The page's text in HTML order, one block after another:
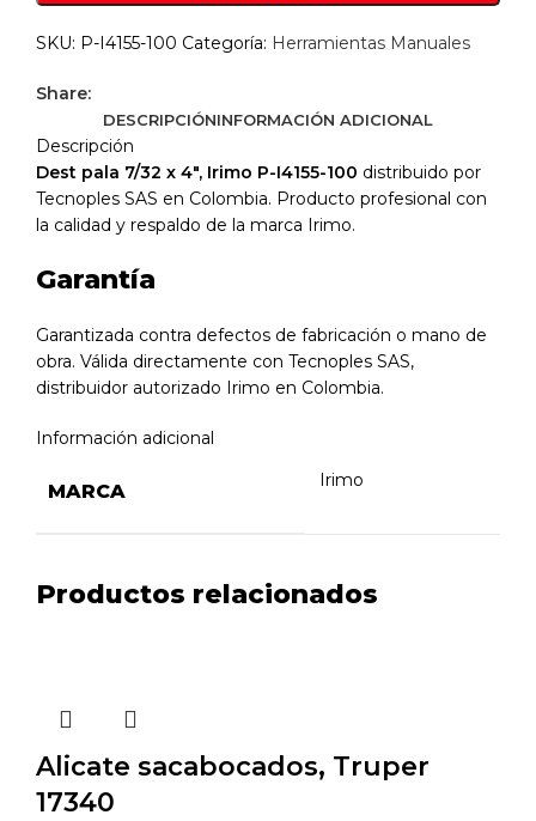
4",
Irimo
I4155-
cantidad
SKU: P-I4155-100 Categoría: Herramientas Manuales
Share:
DESCRIPCIÓNINFORMACIÓN ADICIONAL
Descripción
Dest pala 7/32 x 4″, Irimo P-I4155-100 distribuido por
Tecnoples SAS en Colombia. Producto profesional con
la calidad y respaldo de la marca Irimo.
Garantía
Garantizada contra defectos de fabricación o mano de
obra. Válida directamente con Tecnoples SAS,
distribuidor autorizado Irimo en Colombia.
Información adicional
MARCA Irimo
Productos relacionados
Alicate sacabocados, Truper
17340